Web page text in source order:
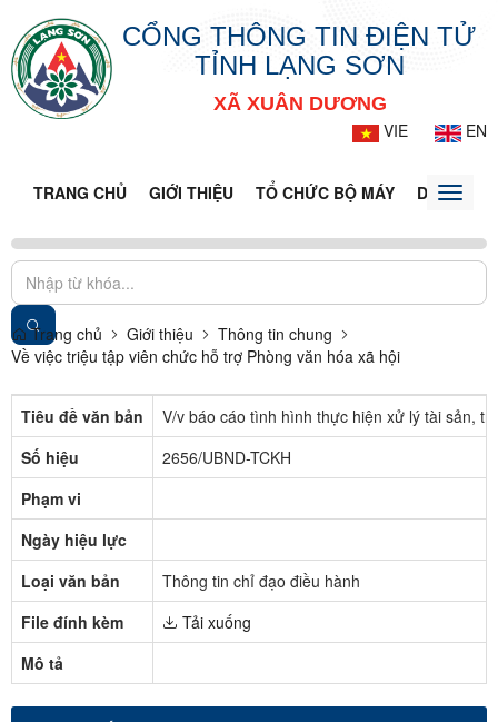
CỔNG THÔNG TIN ĐIỆN TỬ
TỈNH LẠNG SƠN
XÃ XUÂN DƯƠNG
VIE
EN
TRANG CHỦ GIỚI THIỆU TỔ CHỨC BỘ MÁY DOANH
Toggle
Trang chủ Giới thiệu
Thông tin chung
Về việc triệu tập viên chức hỗ trợ Phòng văn hóa xã hội
Tiêu đề văn bản
V/v báo cáo tình hình thực hiện xử lý tài sản,
Số hiệu
2656/UBND-TCKH
Phạm vi
Ngày hiệu lực
Loại văn bản
Thông tin chỉ đạo điều hành
File đính kèm
Tải xuống
Mô tả